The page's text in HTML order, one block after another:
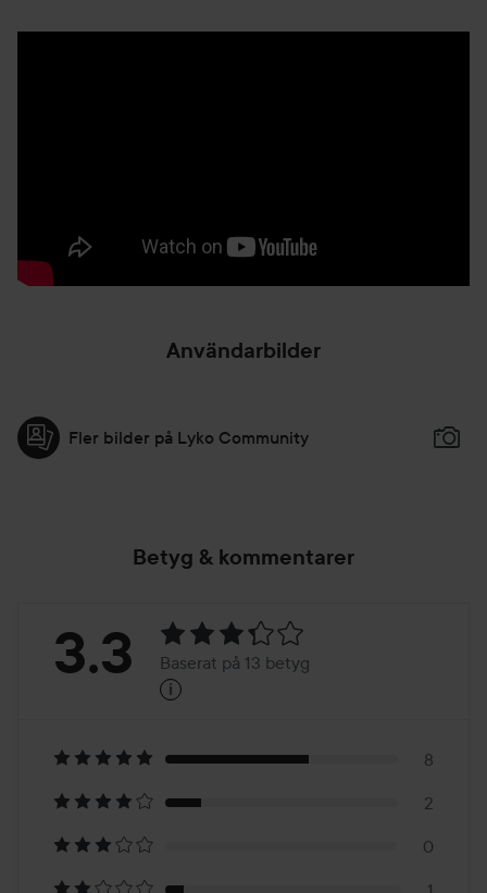
Användarbilder
Fler bilder på Lyko Community
Betyg & kommentarer
Betyg:
Baserat
på
13
3.3 Baserat på 13 betyg
i
8
2
0